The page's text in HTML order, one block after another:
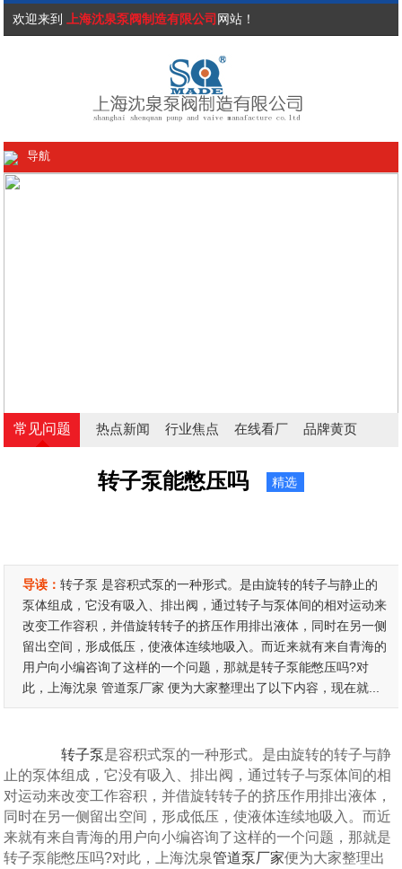
欢迎来到 上海沈泉泵阀制造有限公司 网站！
导航
常见问题 热点新闻 行业焦点 在线看厂 品牌黄页
转子泵能憋压吗 精选
导读：转子泵 是容积式泵的一种形式。是由旋转的转子与静止的
泵体组成，它没有吸入、排出阀，通过转子与泵体间的相对运动来
改变工作容积，并借旋转转子的挤压作用排出液体，同时在另一侧
留出空间，形成低压，使液体连续地吸入。而近来就有来自青海的
用户向小编咨询了这样的一个问题，那就是转子泵能憋压吗?对
此，上海沈泉 管道泵厂家 便为大家整理出了以下内容，现在就...
转子泵是容积式泵的一种形式。是由旋转的转子与静
止的泵体组成，它没有吸入、排出阀，通过转子与泵体间的相
对运动来改变工作容积，并借旋转转子的挤压作用排出液体，
同时在另一侧留出空间，形成低压，使液体连续地吸入。而近
来就有来自青海的用户向小编咨询了这样的一个问题，那就是
转子泵能憋压吗?对此，上海沈泉管道泵厂家便为大家整理出